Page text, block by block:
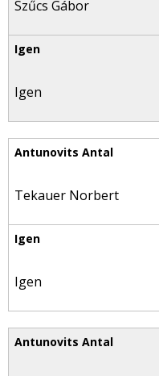
Szűcs Gábor
Igen
Tekauer Norbert
Igen